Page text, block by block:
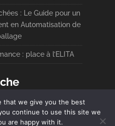
: Le Guide pour un
en Automatisation de
: place à l’ELITA
that we give you the best
continue to use this site we
are happy with it.